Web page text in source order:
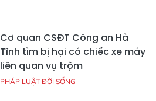
Cơ quan CSĐT Công an Hà
Tĩnh tìm bị hại có chiếc xe máy
liên quan vụ trộm
PHÁP LUẬT ĐỜI SỐNG